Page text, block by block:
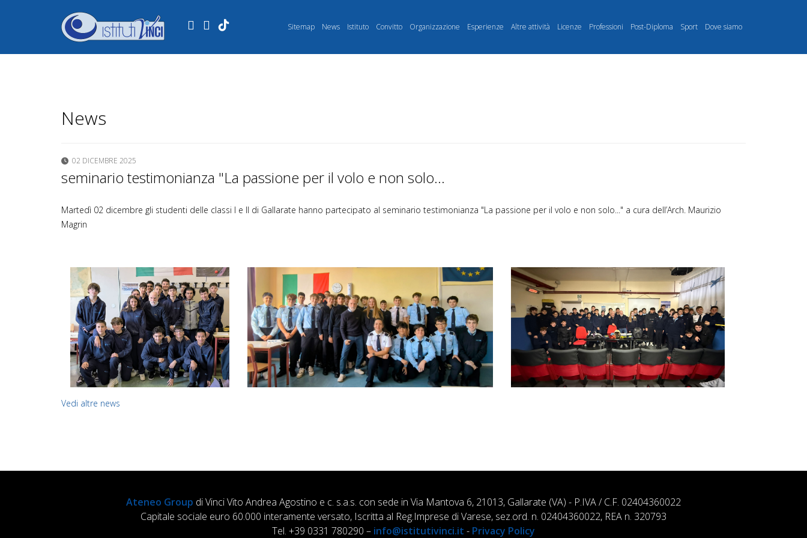
Sitemap News Istituto Convitto Organizzazione Esperienze Altre attività Licenze Professioni Post-Diploma Sport Dove siamo
.
News
02 DICEMBRE 2025
seminario testimonianza "La passione per il volo e non solo...
Martedì 02 dicembre gli studenti delle classi I e II di Gallarate hanno partecipato al seminario testimonianza "La passione per il volo e non solo..." a cura dell’Arch. Maurizio
Magrin
Vedi altre news
Ateneo Group di Vinci Vito Andrea Agostino e c. s.a.s. con sede in Via Mantova 6, 21013, Gallarate (VA) - P.IVA / C.F. 02404360022
Capitale sociale euro 60.000 interamente versato, Iscritta al Reg.Imprese di Varese, sez.ord. n. 02404360022, REA n. 320793
Tel. +39 0331 780290 – info@istitutivinci.it - Privacy Policy